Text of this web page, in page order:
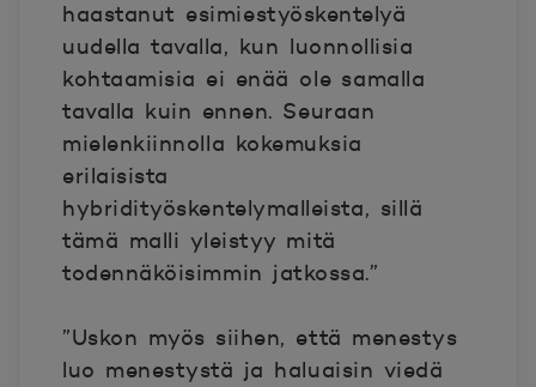
haastanut esimiestyöskentelyä
uudella tavalla, kun luonnollisia
kohtaamisia ei enää ole samalla
tavalla kuin ennen. Seuraan
mielenkiinnolla kokemuksia
erilaisista
hybridityöskentelymalleista, sillä
tämä malli yleistyy mitä
todennäköisimmin jatkossa.”
”Uskon myös siihen, että menestys
luo menestystä ja haluaisin viedä